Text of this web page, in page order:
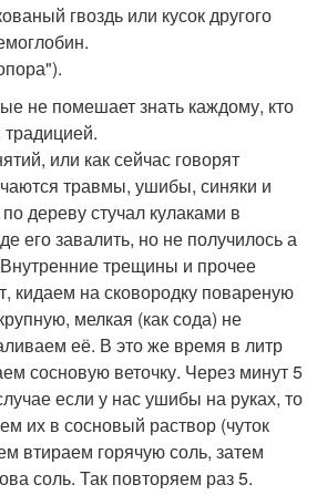
гвоздь или кусок другого
не помешает знать каждому, кто
или как сейчас говорят
травмы, ушибы, синяки и
дереву стучал кулаками в
его завалить, но не получилось а
трещины и прочее
кидаем на сковородку повареную
мелкая (как сода) не
её. В это же время в литр
сосновую веточку. Через минут 5
если у нас ушибы на руках, то
их в сосновый раствор (чуток
втираем горячую соль, затем
соль. Так повторяем раз 5.